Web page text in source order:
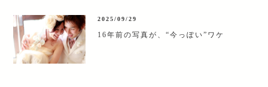
2025/09/29
16年前の写真が、“今っぽい”ワケ